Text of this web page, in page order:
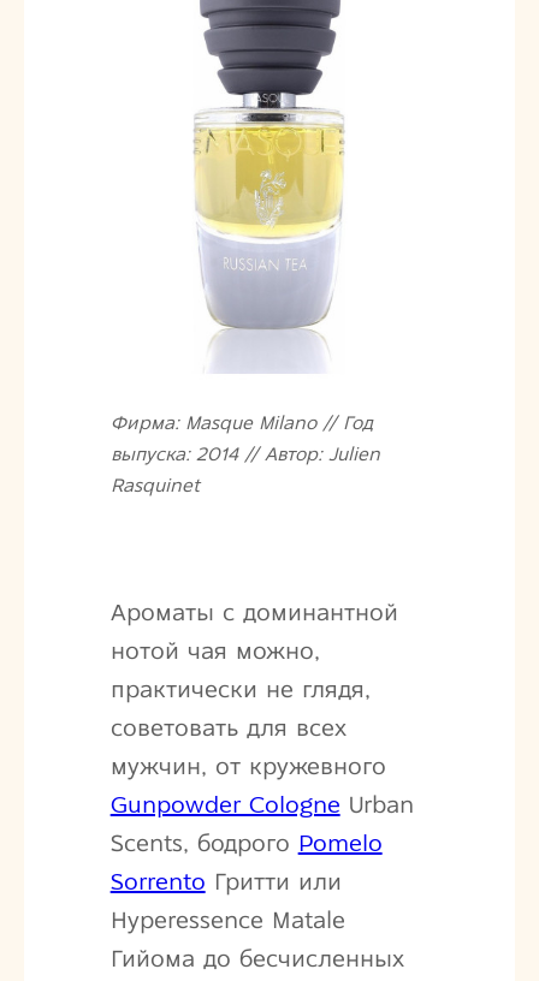
Фирма: Masque Milano // Год
выпуска: 2014 // Автор: Julien
Rasquinet
Ароматы с доминантной
нотой чая можно,
практически не глядя,
советовать для всех
мужчин, от кружевного
Gunpowder Cologne Urban
Scents, бодрого Pomelo
Sorrento Гритти или
Hyperessence Matale
Гийома до бесчисленных